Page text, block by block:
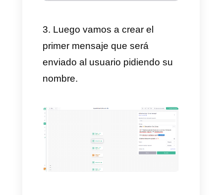
Luego creamos todas las